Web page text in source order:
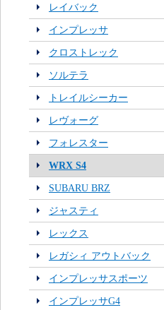
レイバック
インプレッサ
クロストレック
ソルテラ
トレイルシーカー
レヴォーグ
フォレスター
WRX S4
SUBARU BRZ
ジャスティ
レックス
レガシィ アウトバック
インプレッサスポーツ
インプレッサG4